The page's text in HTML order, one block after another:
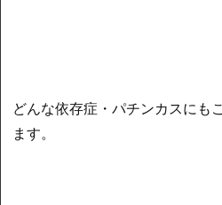
どんな依存症・パチンカスにも
ます。